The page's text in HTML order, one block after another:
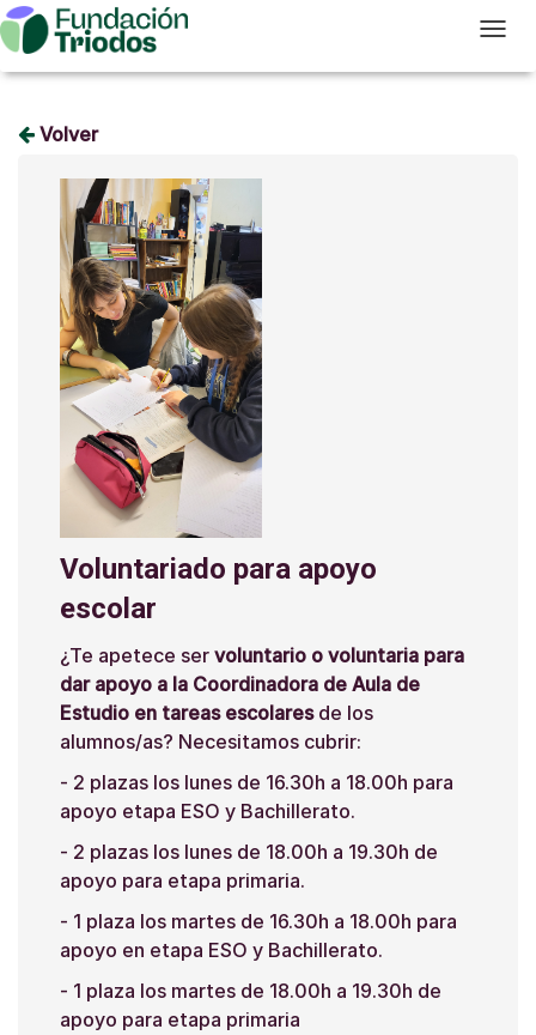
T
Volver
Voluntariado para apoyo
escolar
¿Te apetece ser voluntario o voluntaria para
dar apoyo a la Coordinadora de Aula de
Estudio en tareas escolaresde los
alumnos/as? Necesitamos cubrir:
- 2 plazas los lunes de 16.30h a 18.00h para
apoyo etapa ESO y Bachillerato.
- 2 plazas los lunes de 18.00h a 19.30h de
apoyo para etapa primaria.
- 1 plaza los martes de 16.30h a 18.00h para
apoyo en etapa ESO y Bachillerato.
- 1 plaza los martes de 18.00h a 19.30h de
apoyo para etapa primaria